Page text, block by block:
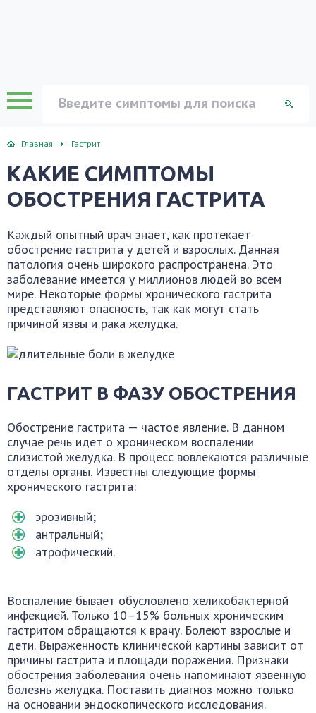
Главная Гастрит
КАКИЕ СИМПТОМЫ
ОБОСТРЕНИЯ ГАСТРИТА
Каждый опытный врач знает, как протекает
обострение гастрита у детей и взрослых. Данная
патология очень широкого распространена. Это
заболевание имеется у миллионов людей во всем
мире. Некоторые формы хронического гастрита
представляют опасность, так как могут стать
причиной язвы и рака желудка.
ГАСТРИТ В ФАЗУ ОБОСТРЕНИЯ
Обострение гастрита — частое явление. В данном
случае речь идет о хроническом воспалении
слизистой желудка. В процесс вовлекаются различные
отделы органы. Известны следующие формы
хронического гастрита:
эрозивный;
антральный;
атрофический.
Воспаление бывает обусловлено хеликобактерной
инфекцией. Только 10–15% больных хроническим
гастритом обращаются к врачу. Болеют взрослые и
дети. Выраженность клинической картины зависит от
причины гастрита и площади поражения. Признаки
обострения заболевания очень напоминают язвенную
болезнь желудка. Поставить диагноз можно только
на основании эндоскопического исследования.